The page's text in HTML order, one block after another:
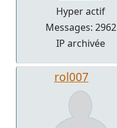
Hyper actif
Messages: 2962
IP archivée
rol007